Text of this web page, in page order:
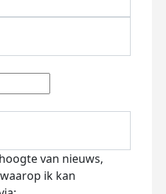
van nieuws,
ik kan